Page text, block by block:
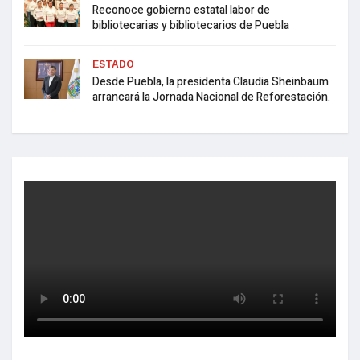
Reconoce gobierno estatal labor de
bibliotecarias y bibliotecarios de Puebla
ESTADO
Desde Puebla, la presidenta Claudia Sheinbaum
arrancará la Jornada Nacional de Reforestación.